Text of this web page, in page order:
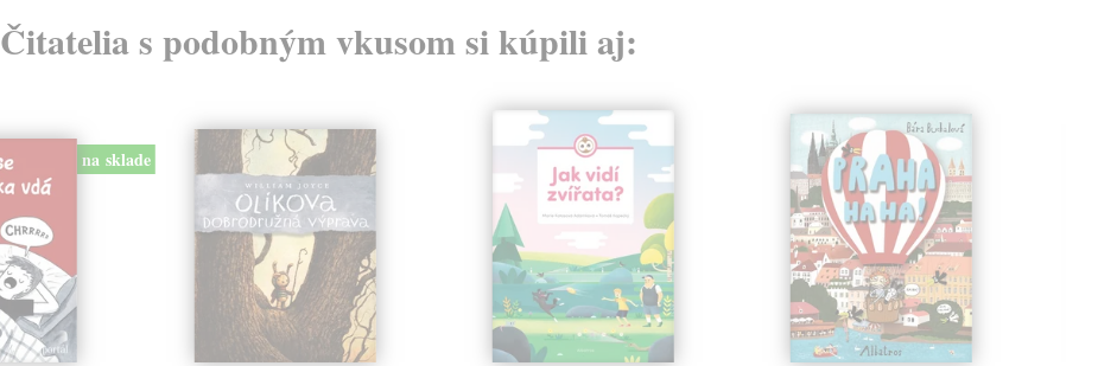
Čitatelia s podobným vkusom si kúpili aj:
na sklade